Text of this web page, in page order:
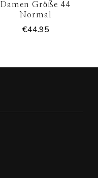
Damen Größe 44
Normal
€44.95